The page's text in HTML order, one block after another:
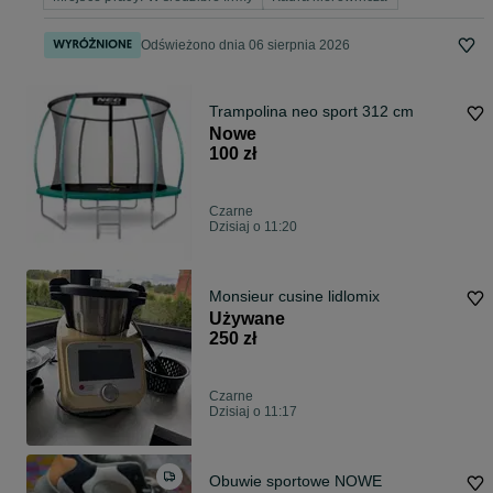
Odświeżono dnia 06 sierpnia 2026
Trampolina neo sport 312 cm
Nowe
100 zł
Czarne
Dzisiaj o 11:20
Monsieur cusine lidlomix
Używane
250 zł
Czarne
Dzisiaj o 11:17
Obuwie sportowe NOWE